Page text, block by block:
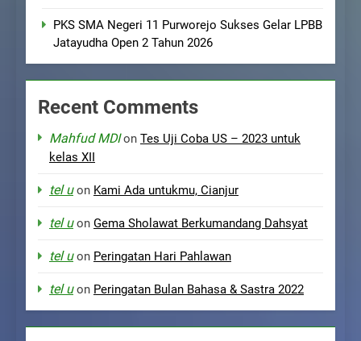
PKS SMA Negeri 11 Purworejo Sukses Gelar LPBB
Jatayudha Open 2 Tahun 2026
Recent Comments
Mahfud MDIon Tes Uji Coba US – 2023 untuk
kelas XII
tel uon Kami Ada untukmu, Cianjur
tel uon Gema Sholawat Berkumandang Dahsyat
tel uon Peringatan Hari Pahlawan
tel uon Peringatan Bulan Bahasa & Sastra 2022